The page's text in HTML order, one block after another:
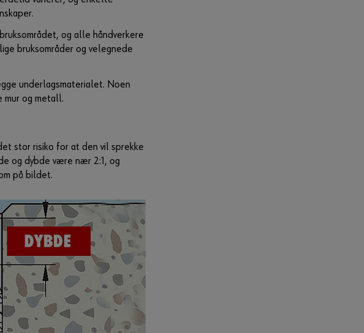
og alle håndverkere
bruksområder og velegnede
underlagsmaterialet. Noen
mur og metall.
stor risiko for at den vil sprekke
og dybde være nær 2:1, og
på bildet.